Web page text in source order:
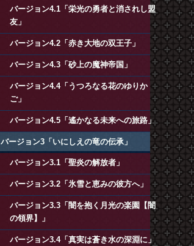
バージョン4.1「栄光の勇者と消されし盟
友」
バージョン4.2「赤き大地の双王子」
バージョン4.3「砂上の魔神帝国」
バージョン4.4「うつろなる花のゆりか
ご」
バージョン4.5「遙かなる未来への旅路」
バージョン3「いにしえの竜の伝承」
バージョン3.1「聖炎の解放者」
バージョン3.2「氷雪と恵みの彼方へ」
バージョン3.3「闇を抱く月光の楽園【闇
の領界】」
バージョン3.4「真実は蒼き水の深淵に」